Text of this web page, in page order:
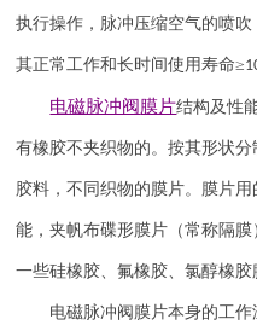
执行操作，脉冲压缩空气的喷
其正常工作和长时间使用寿命≥
电磁脉冲阀膜片结构及性
有橡胶不夹织物的。按其形状
胶料，不同织物的膜片。膜片
能，夹帆布碟形膜片（常称隔
一些硅橡胶、氟橡胶、氯醇橡胶
电磁脉冲阀膜片本身的工